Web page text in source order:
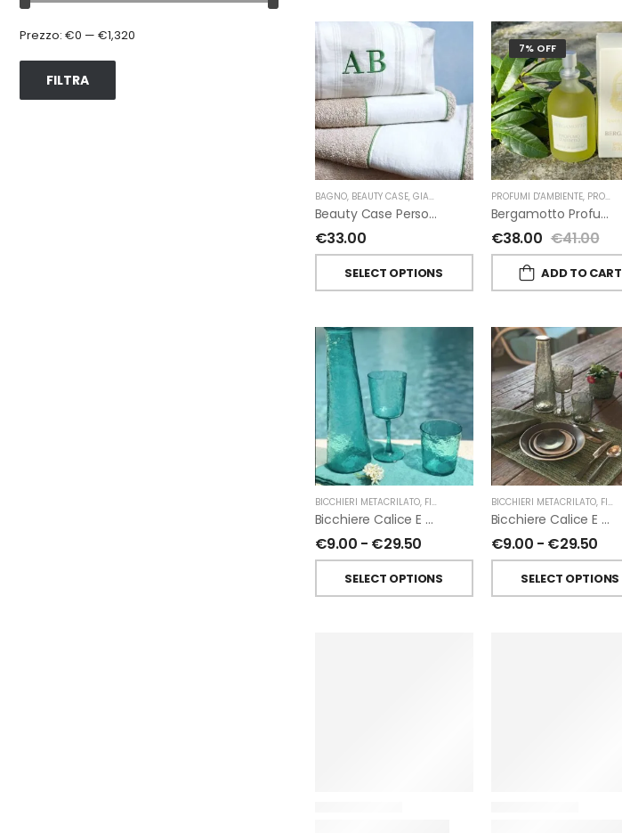
FILTRA
Prezzo: €0 — €1,320
BAGNO, BEAUTY CASE, GIARDINO SEGRETO
Beauty Case Personalizzati In Lino Rigato Giardino Segreto
€33.00
SELECT OPTIONS
7% OFF
PROFUMI D'AMBIENTE, PROFUMI D'AMBIENTE FIORIRA' UN GIARDINO
Bergamotto Profumo D’ambiente Di Fiorirà Un Giardino
€38.00 €41.00
ADD TO CART
BICCHIERI METACRILATO, FIORIRA' UN GIARDINO
Bicchiere Calice E Bottiglia Metacrilati Effetto Martellato Turchese Di Fiorirà Un Giardino
€9.00 - €29.50
SELECT OPTIONS
BICCHIERI METACRILATO, FIORIRA' UN GIARDINO
Bicchiere Calice E Bottiglia Metacrilati Effetto Martellato Verde Di Fiorirà Un Giardino
€9.00 - €29.50
SELECT OPTIONS